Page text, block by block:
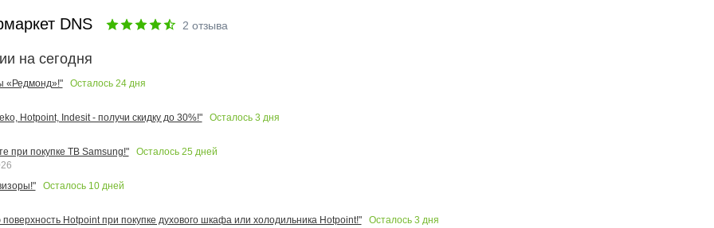
DNS 2 отзыва
на сегодня
«Редмонд»!" Осталось 24дня
Hotpoint, Indesit - получи скидку до 30%!" Осталось 3 дня
при покупке ТВ Samsung!" Осталось 25 дней
Осталось 10дней
Hotpoint при покупке духового шкафа или холодильника Hotpoint!" Осталось 3 дня